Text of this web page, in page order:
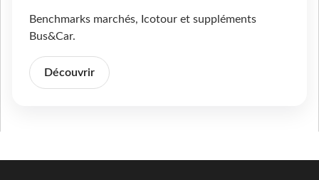
Benchmarks marchés, Icotour et suppléments
Bus&Car.
Découvrir